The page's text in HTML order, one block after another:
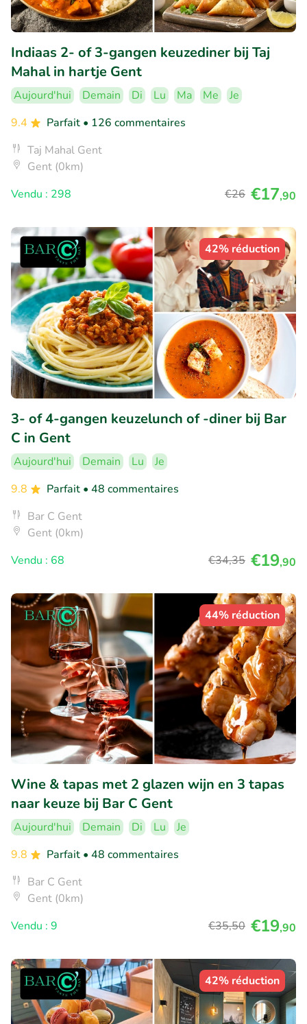
Indiaas 2- of 3-gangen keuzediner bij Taj
Mahal in hartje Gent
Aujourd'hui Demain Di Lu Ma Me
Je
9.4
Parfait • 126 commentaires
Taj Mahal Gent
Gent (0km)
Vendu : 298
€26 €17,90
42% réduction
3- of 4-gangen keuzelunch of -diner bij Bar
C in Gent
Aujourd'hui Demain Lu
Je
9.8
Parfait • 48 commentaires
Bar C Gent
Gent (0km)
Vendu : 68
€34,35 €19,90
44% réduction
Wine & tapas met 2 glazen wijn en 3 tapas
naar keuze bij Bar C Gent
Aujourd'hui Demain Di Lu
Je
9.8
Parfait • 48 commentaires
Bar C Gent
Gent (0km)
Vendu : 9
€35,50 €19,90
42% réduction